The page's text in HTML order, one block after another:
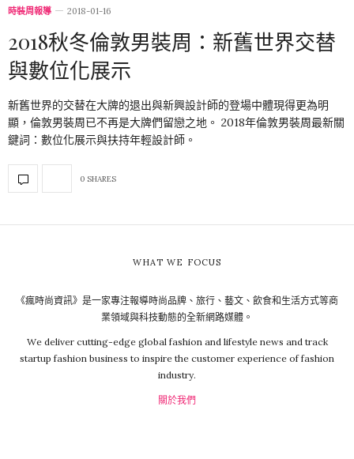
時裝周報導 2018-01-16
2018秋冬倫敦男裝周：新舊世界交替
與數位化展示
新舊世界的交替在大牌的退出與新興設計師的登場中體現得更為明
顯，倫敦男裝周已不再是大牌們留戀之地。 2018年倫敦男裝周最新關
鍵詞：數位化展示與扶持年輕設計師。
0 SHARES
WHAT WE FOCUS
《瘋時尚資訊》是一家專注報導時尚品牌、旅行、藝文、飲食和生活方式等商
業領域與科技動態的全新網路媒體。
We deliver cutting-edge global fashion and lifestyle news and track
startup fashion business to inspire the customer experience of fashion
industry.
關於我們